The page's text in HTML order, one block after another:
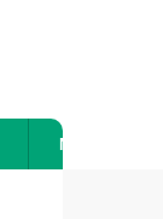
Noutăți